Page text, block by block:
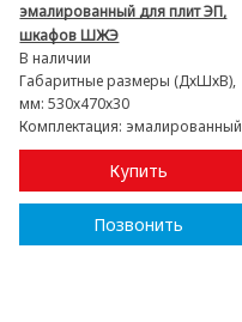
эмалированный для плит ЭП,
шкафов ШЖЭ
В наличии
Габаритные размеры (ДхШхВ),
мм:530х470х30
Комплектация: эмалированный
Купить
Позвонить